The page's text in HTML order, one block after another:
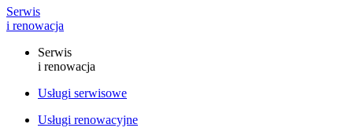
Serwis
i renowacja
Serwis
i renowacja
Usługi serwisowe
Usługi renowacyjne